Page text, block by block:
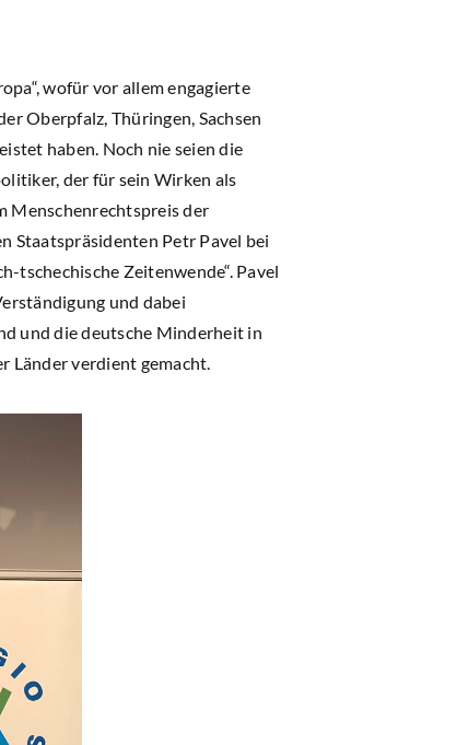
wofür vor allem engagierte
Oberpfalz, Thüringen, Sachsen
haben. Noch nie seien die
der für sein Wirken als
Menschenrechtspreis der
Staatspräsidenten Petr Pavel bei
tschechische Zeitenwende“. Pavel
und dabei
und die deutsche Minderheit in
Länder verdient gemacht.